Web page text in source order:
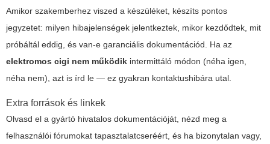
Amikor szakemberhez viszed a készüléket, készíts pontos
jegyzetet: milyen hibajelenségek jelentkeztek, mikor kezdődtek, mit
próbáltál eddig, és van-e garanciális dokumentációd. Ha az
elektromos cigi nem működik intermittáló módon (néha igen,
néha nem), azt is írd le — ez gyakran kontaktushibára utal.
Extra források és linkek
Olvasd el a gyártó hivatalos dokumentációját, nézd meg a
felhasználói fórumokat tapasztalatcseréért, és ha bizonytalan vagy,